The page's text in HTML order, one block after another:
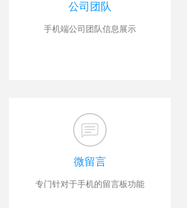
公司团队
手机端公司团队信息展示
微留言
专门针对于手机的留言板功能